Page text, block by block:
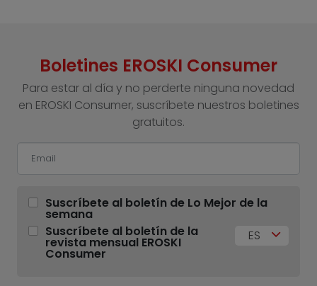
Boletines EROSKI Consumer
Para estar al día y no perderte ninguna novedad
en EROSKI Consumer, suscríbete nuestros boletines
gratuitos.
Suscríbete al boletín de Lo Mejor de la
semana
Suscríbete al boletín de la
revista mensual EROSKI
Consumer
ES